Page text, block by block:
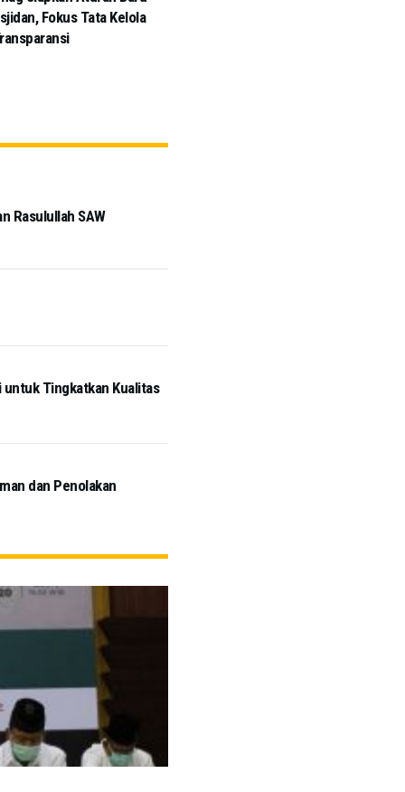
Fokus Tata Kelola
Rasulullah SAW
untuk Tingkatkan Kualitas
dan Penolakan